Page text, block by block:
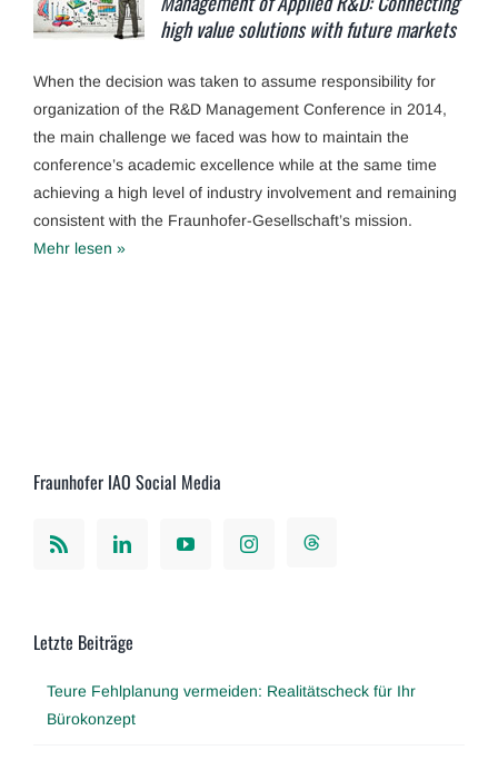
high value solutions with future markets
When the decision was taken to assume responsibility for
organization of the R&D Management Conference in 2014,
the main challenge we faced was how to maintain the
conference’s academic excellence while at the same time
achieving a high level of industry involvement and remaining
consistent with the Fraunhofer-Gesellschaft’s mission.
Mehr lesen »
Fraunhofer IAO Social Media
Letzte Beiträge
Teure Fehlplanung vermeiden: Realitätscheck für Ihr
Bürokonzept